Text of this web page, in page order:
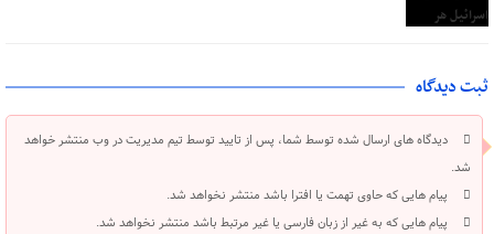
ثبت دیدگاه
دیدگاه های ارسال شده توسط شما، پس از تایید توسط تیم مدیریت در وب منتشر خواهد
شد.
پیام هایی که حاوی تهمت یا افترا باشد منتشر نخواهد شد.
پیام هایی که به غیر از زبان فارسی یا غیر مرتبط باشد منتشر نخواهد شد.